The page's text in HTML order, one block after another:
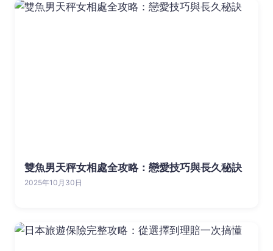
雙魚男天秤女相處全攻略：戀愛技巧與長久秘訣
2025年10月30日